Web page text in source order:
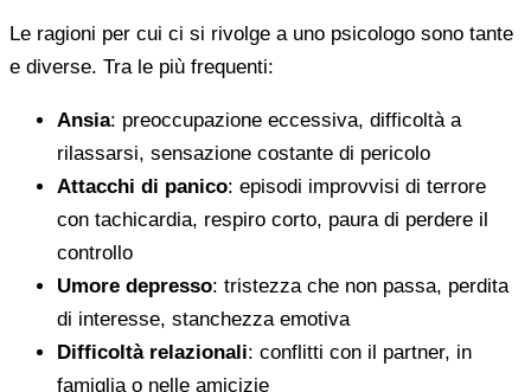
Le ragioni per cui ci si rivolge a uno psicologo sono tante
e diverse. Tra le più frequenti:
Ansia: preoccupazione eccessiva, difficoltà a
rilassarsi, sensazione costante di pericolo
Attacchi di panico: episodi improvvisi di terrore
con tachicardia, respiro corto, paura di perdere il
controllo
Umore depresso: tristezza che non passa, perdita
di interesse, stanchezza emotiva
Difficoltà relazionali: conflitti con il partner, in
famiglia o nelle amicizie